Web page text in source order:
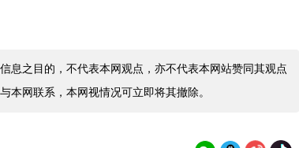
息之目的，不代表本网观点，亦不代表本网站赞同其观点
本网联系，本网视情况可立即将其撤除。